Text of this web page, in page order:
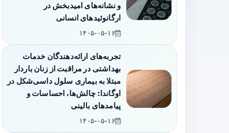
و نشانه‌های امیدبخش در
ارگانوئیدهای انسانی
۱۴۰۵-۰۵-۱۶
تجربه‌های ارائه‌دهندگان خدمات
بهداشتی در مراقبت از زنان باردار
مبتلا به بیماری سلول داسی‌شکل در
اوگاندا: چالش‌ها، احساسات و
پیامدهای بالینی
۱۴۰۵-۰۵-۱۶